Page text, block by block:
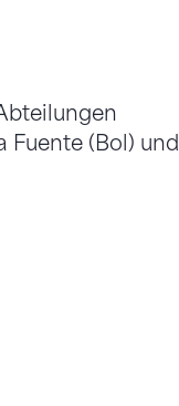
Fuente (Bol) und